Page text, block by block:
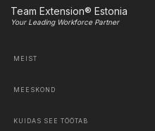
Team Extension® Estonia
Your Leading Workforce Partner
MEIST
MEESKOND
KUIDAS SEE TÖÖTAB